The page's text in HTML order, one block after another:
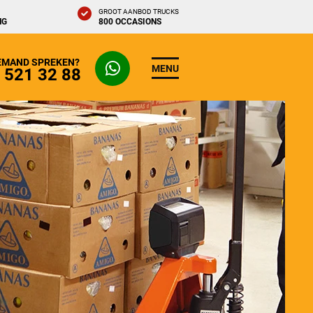
GROOT AANBOD TRUCKS
800 OCCASIONS
SPREKEN?
32 88 MENU